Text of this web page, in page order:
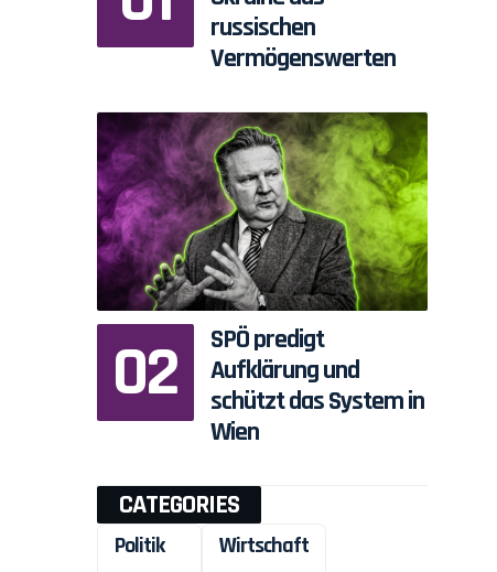
russischen
Vermögenswerten
SPÖ predigt
Aufklärung und
schützt das System in
Wien
CATEGORIES
Politik Wirtschaft